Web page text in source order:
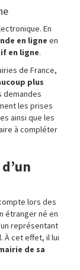
En
en ligne en
en ligne.
de France,
plus
demandes
les prises
ainsi que les
à compléter
lors des
étranger né en
représentant
À cet effet, il lui
de sa